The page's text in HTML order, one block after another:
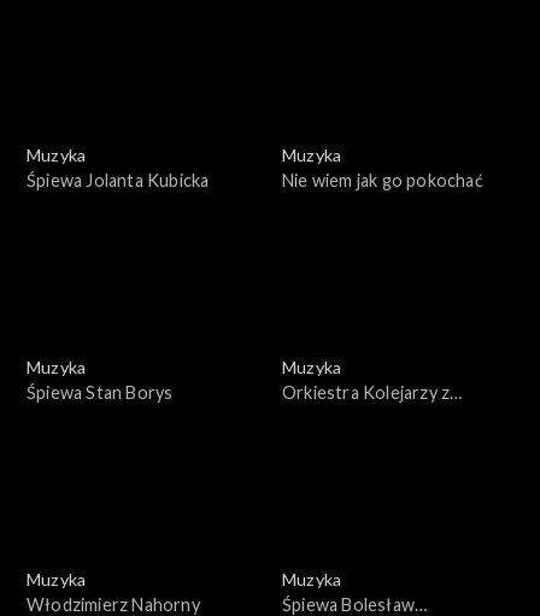
Muzyka
Śpiewa Jolanta Kubicka
Muzyka
Nie wiem jak go pokochać
Muzyka
Śpiewa Stan Borys
Muzyka
Orkiestra Kolejarzy z
Muzyka
Włodzimierz Nahorny
Muzyka
Śpiewa Bolesław